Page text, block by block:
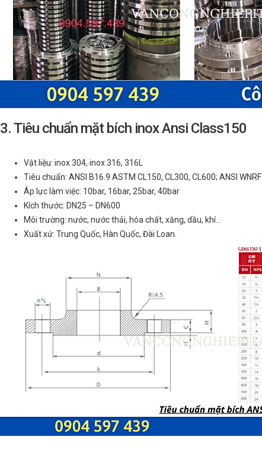
3. Tiêu chuẩn mặt bích inox Ansi Class150
Vật liệu: inox 304, inox 316, 316L
Tiêu chuẩn: ANSI B16.9 ASTM CL150, CL300, CL600; ANSI WNRF
Áp lực làm việc: 10bar, 16bar, 25bar, 40bar
Kích thước: DN25 – DN600
Môi trường: nước, nước thải, hóa chất, xăng, dầu, khí…
Xuất xứ: Trung Quốc, Hàn Quốc, Đài Loan.